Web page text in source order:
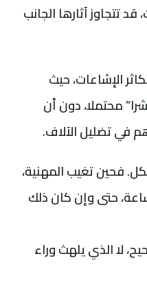
تتجاوز آثارها الجانب
الإشاعات، حيث
محتملا، دون أن
في تضليل الآلاف.
فحين تغيب المهنية،
حتى وإن كان ذلك
لا الذي يلهث وراء